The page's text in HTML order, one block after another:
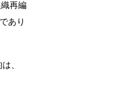
再編
あり
、